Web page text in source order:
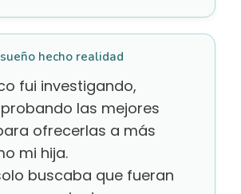
hecho realidad
fui investigando,
las mejores
ofrecerlas a más
mi hija.
buscaba que fueran